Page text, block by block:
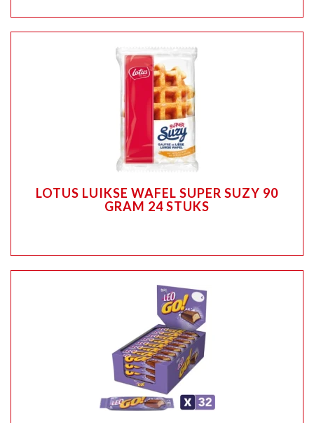
LOTUS LUIKSE WAFEL SUPER SUZY 90
GRAM 24 STUKS